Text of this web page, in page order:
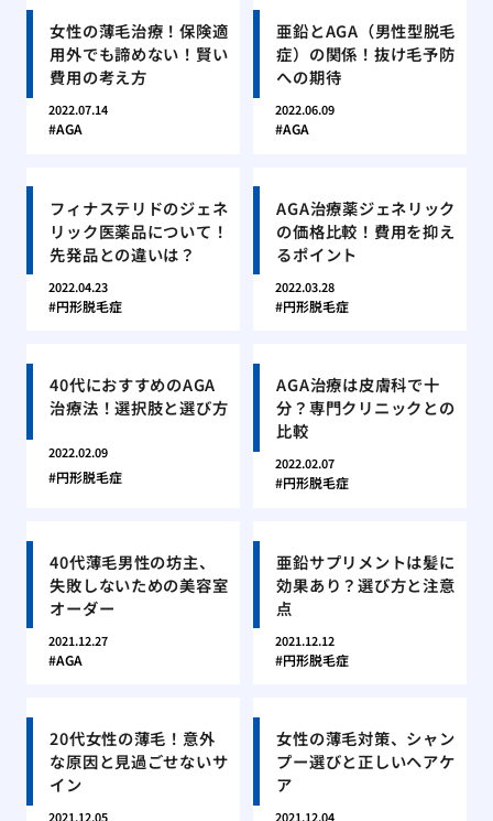
女性の薄毛治療！保険適
用外でも諦めない！賢い
費用の考え方
2022.07.14
AGA
亜鉛とAGA（男性型脱毛
症）の関係！抜け毛予防
への期待
2022.06.09
AGA
フィナステリドのジェネ
リック医薬品について！
先発品との違いは？
2022.04.23
円形脱毛症
AGA治療薬ジェネリック
の価格比較！費用を抑え
るポイント
2022.03.28
円形脱毛症
40代におすすめのAGA
治療法！選択肢と選び方
2022.02.09
円形脱毛症
AGA治療は皮膚科で十
分？専門クリニックとの
比較
2022.02.07
円形脱毛症
40代薄毛男性の坊主、
失敗しないための美容室
オーダー
2021.12.27
AGA
亜鉛サプリメントは髪に
効果あり？選び方と注意
点
2021.12.12
円形脱毛症
20代女性の薄毛！意外
な原因と見過ごせないサ
イン
2021.12.05
女性の薄毛対策、シャン
プー選びと正しいヘアケ
ア
2021.12.04